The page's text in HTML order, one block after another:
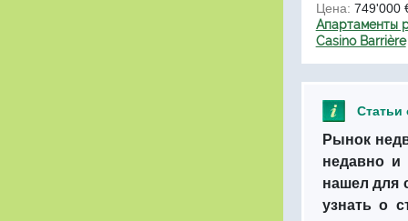
Цена: 749'000
Апартаменты
Casino Barrière
Статьи
Рынок
недавно и
нашел для
узнать о